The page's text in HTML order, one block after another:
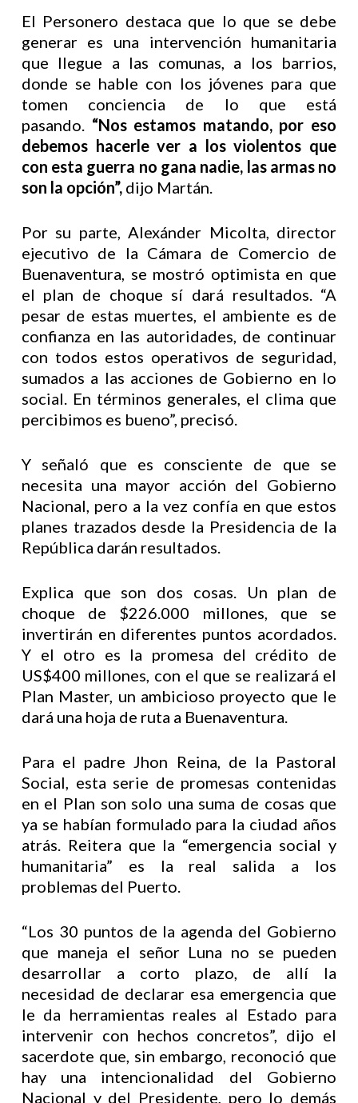
El Personero destaca que lo que se debe
generar es una intervención humanitaria
que llegue a las comunas, a los barrios,
donde se hable con los jóvenes para que
tomen conciencia de lo que está
pasando. “Nos estamos matando, por eso
debemos hacerle ver a los violentos que
con esta guerra no gana nadie, las armas no
son la opción”, dijo Martán.
Por su parte, Alexánder Micolta, director
ejecutivo de la Cámara de Comercio de
Buenaventura, se mostró optimista en que
el plan de choque sí dará resultados. “A
pesar de estas muertes, el ambiente es de
confianza en las autoridades, de continuar
con todos estos operativos de seguridad,
sumados a las acciones de Gobierno en lo
social. En términos generales, el clima que
percibimos es bueno”, precisó.
Y señaló que es consciente de que se
necesita una mayor acción del Gobierno
Nacional, pero a la vez confía en que estos
planes trazados desde la Presidencia de la
República darán resultados.
Explica que son dos cosas. Un plan de
choque de $226.000 millones, que se
invertirán en diferentes puntos acordados.
Y el otro es la promesa del crédito de
US$400 millones, con el que se realizará el
Plan Master, un ambicioso proyecto que le
dará una hoja de ruta a Buenaventura.
Para el padre Jhon Reina, de la Pastoral
Social, esta serie de promesas contenidas
en el Plan son solo una suma de cosas que
ya se habían formulado para la ciudad años
atrás. Reitera que la “emergencia social y
humanitaria” es la real salida a los
problemas del Puerto.
“Los 30 puntos de la agenda del Gobierno
que maneja el señor Luna no se pueden
desarrollar a corto plazo, de allí la
necesidad de declarar esa emergencia que
le da herramientas reales al Estado para
intervenir con hechos concretos”, dijo el
sacerdote que, sin embargo, reconoció que
hay una intencionalidad del Gobierno
Nacional y del Presidente, pero lo demás